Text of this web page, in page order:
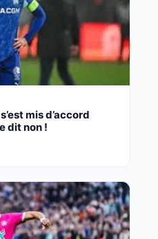
mis d’accord
dit non !